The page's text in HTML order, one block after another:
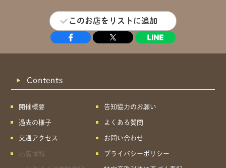
このお店をリストに追加
Contents
開催概要
過去の様子
交通アクセス
出店情報
告知協力のお願い
よくある質問
お問い合わせ
プライバシーポリシー